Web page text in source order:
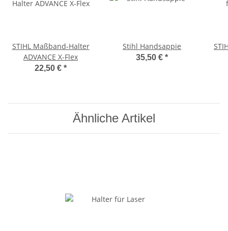
STIHL Maßband-Halter
ADVANCE X-Flex
22,50 € *
Stihl Handsappie
35,50 € *
Ähnliche Artikel